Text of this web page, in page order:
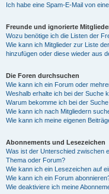
Ich habe eine Spam-E-Mail von
Freunde und ignorierte
Wozu benötige ich die Listen der
Wie kann ich Mitglieder zur Liste
hinzufügen oder diese wieder aus
Die Foren durchsuchen
Wie kann ich ein Forum oder
Weshalb erhalte ich bei der Suche
Warum bekomme ich bei der
Wie kann ich nach Mitgliedern
Wie kann ich meine eigenen
Abonnements und Lesezeichen
Was ist der Unterschied zwischen
Thema oder Forum?
Wie kann ich ein Lesezeichen auf
Wie kann ich ein Forum
Wie deaktiviere ich meine